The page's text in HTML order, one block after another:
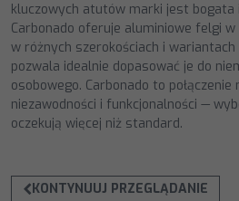
kluczowych atutów marki jest
Carbonado oferuje aluminiowe felgi w
w różnych szerokościach i wariantach
pozwala idealnie dopasować je do
osobowego. Carbonado to
niezawodności i funkcjonalności —
oczekują więcej niż standard.
KONTYNUUJ PRZEGLĄDANIE